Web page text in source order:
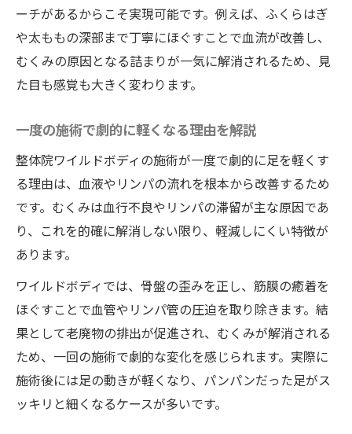
ーチがあるからこそ実現可能です。例えば、ふくらはぎ
や太ももの深部まで丁寧にほぐすことで血流が改善し、
むくみの原因となる詰まりが一気に解消されるため、見
た目も感覚も大きく変わります。
一度の施術で劇的に軽くなる理由を解説
整体院ワイルドボディの施術が一度で劇的に足を軽くす
る理由は、血液やリンパの流れを根本から改善するため
です。むくみは血行不良やリンパの滞留が主な原因であ
り、これを的確に解消しない限り、軽減しにくい特徴が
あります。
ワイルドボディでは、骨盤の歪みを正し、筋膜の癒着を
ほぐすことで血管やリンパ管の圧迫を取り除きます。結
果として老廃物の排出が促進され、むくみが解消される
ため、一回の施術で劇的な変化を感じられます。実際に
施術後には足の動きが軽くなり、パンパンだった足がス
ッキリと細くなるケースが多いです。